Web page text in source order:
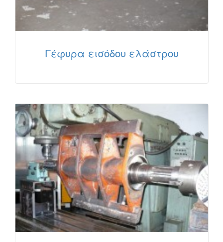
Γέφυρα εισόδου ελάστρου